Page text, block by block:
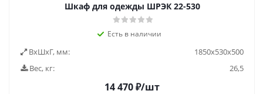
Шкаф для одежды ШРЭК 22-530
Есть в наличии
ВxШxГ, мм:
1850х530х500
Вес, кг:
26,5
14 470₽/шт